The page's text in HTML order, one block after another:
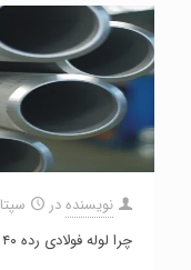
نویسندهدر
سپتامبر
چرا لوله فولادی رده ۴۰ چینی برای صنایع مناسب است؟